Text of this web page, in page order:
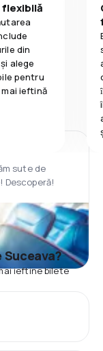
din
alege
pentru
ieftină
sute de
Descoperă!
ieftine bilete